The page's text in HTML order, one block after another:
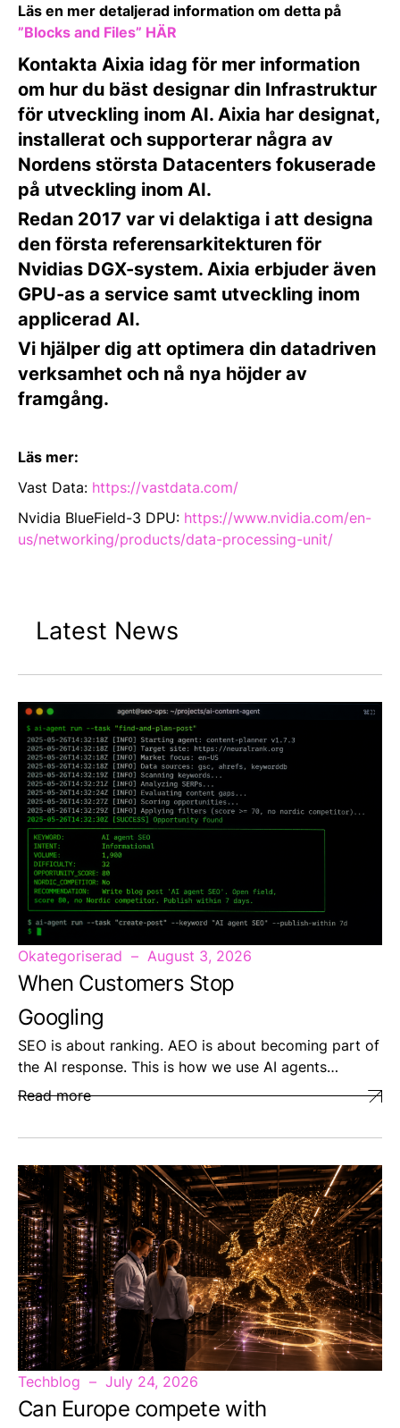
Läs en mer detaljerad information om detta på
”Blocks and Files” HÄR
Kontakta Aixia idag för mer information
om hur du bäst designar din Infrastruktur
för utveckling inom AI. Aixia har designat,
installerat och supporterar några av
Nordens största Datacenters fokuserade
på utveckling inom AI.
Redan 2017 var vi delaktiga i att designa
den första referensarkitekturen för
Nvidias DGX-system. Aixia erbjuder även
GPU-as a service samt utveckling inom
applicerad AI.
Vi hjälper dig att optimera din datadriven
verksamhet och nå nya höjder av
framgång.
Läs mer:
Vast Data: https://vastdata.com/
Nvidia BlueField-3 DPU: https://www.nvidia.com/en-
us/networking/products/data-processing-unit/
Latest News
Okategoriserad August 3, 2026
When Customers Stop
Googling
SEO is about ranking. AEO is about becoming part of
the AI response. This is how we use AI agents…
Read more
Techblog July 24, 2026
Can Europe compete with